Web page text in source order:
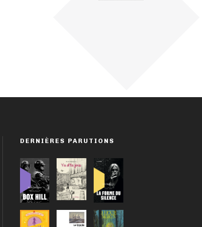
DERNIÈRES PARUTIONS